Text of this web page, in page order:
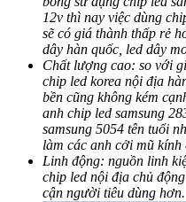
12v thì nay việc dùng
sẽ có giá thành thấp rẻ
dây hàn quốc, led dây
Chất lượng cao: so với
chip led korea nội địa
bền cũng không kém
anh chip led samsung
samsung 5054 tên tuổi
làm các anh cởi mũ
Linh động: nguồn linh
chip led nội địa chủ
cận người tiêu dùng hơn.